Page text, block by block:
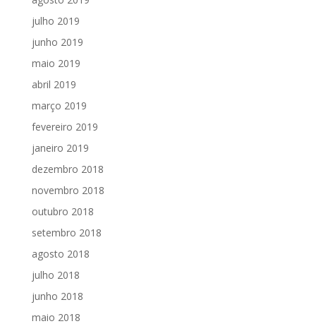
julho 2019
junho 2019
maio 2019
abril 2019
março 2019
fevereiro 2019
janeiro 2019
dezembro 2018
novembro 2018
outubro 2018
setembro 2018
agosto 2018
julho 2018
junho 2018
maio 2018